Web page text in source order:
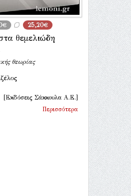
25,20€
θεμελιώδη
θεωρίας
[Εκδόσεις Σάκκουλα Α.Ε.]
Περισσότερα